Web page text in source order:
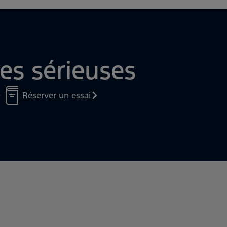
sérieuses
Réserver un essai